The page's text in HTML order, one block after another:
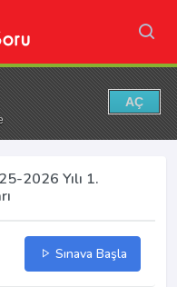
AÇ
2026 Yılı 1.
Sınava Başla